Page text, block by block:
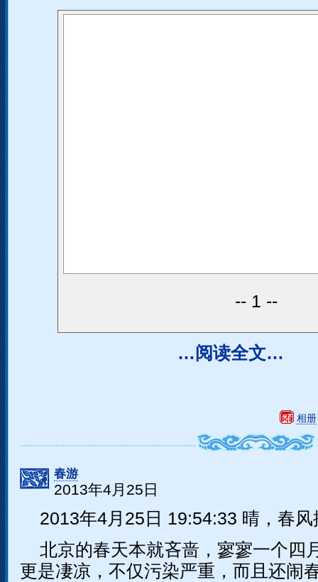
1
…阅读全文…
相册
春游
2013年4月25日
2013年4月25日 19:54:33 晴，春风
北京的春天本就吝啬，寥寥一个四
更是凄凉，不仅污染严重，而且还闹